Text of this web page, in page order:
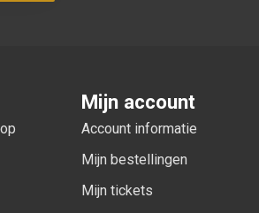
Mijn account
Account informatie
Mijn bestellingen
Mijn tickets